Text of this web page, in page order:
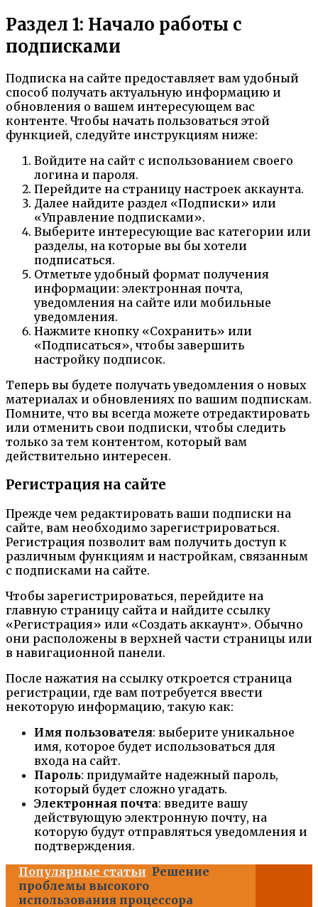
Раздел 1: Начало работы с
подписками
Подписка на сайте предоставляет вам удобный
способ получать актуальную информацию и
обновления о вашем интересующем вас
контенте. Чтобы начать пользоваться этой
функцией, следуйте инструкциям ниже:
Войдите на сайт с использованием своего
логина и пароля.
Перейдите на страницу настроек аккаунта.
Далее найдите раздел «Подписки» или
«Управление подписками».
Выберите интересующие вас категории или
разделы, на которые вы бы хотели
подписаться.
Отметьте удобный формат получения
информации: электронная почта,
уведомления на сайте или мобильные
уведомления.
Нажмите кнопку «Сохранить» или
«Подписаться», чтобы завершить
настройку подписок.
Теперь вы будете получать уведомления о новых
материалах и обновлениях по вашим подпискам.
Помните, что вы всегда можете отредактировать
или отменить свои подписки, чтобы следить
только за тем контентом, который вам
действительно интересен.
Регистрация на сайте
Прежде чем редактировать ваши подписки на
сайте, вам необходимо зарегистрироваться.
Регистрация позволит вам получить доступ к
различным функциям и настройкам, связанным
с подписками на сайте.
Чтобы зарегистрироваться, перейдите на
главную страницу сайта и найдите ссылку
«Регистрация» или «Создать аккаунт». Обычно
они расположены в верхней части страницы или
в навигационной панели.
После нажатия на ссылку откроется страница
регистрации, где вам потребуется ввести
некоторую информацию, такую как:
Имя пользователя: выберите уникальное
имя, которое будет использоваться для
входа на сайт.
Пароль: придумайте надежный пароль,
который будет сложно угадать.
Электронная почта: введите вашу
действующую электронную почту, на
которую будут отправляться уведомления и
подтверждения.
Популярные статьи Решение
проблемы высокого
использования процессора